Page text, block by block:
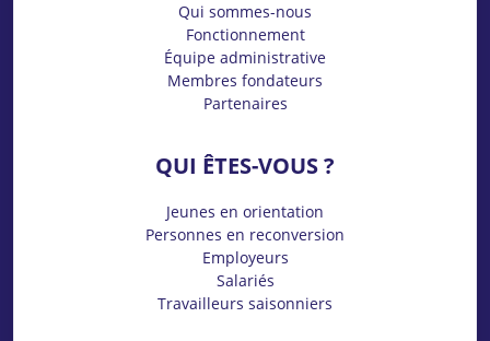
Qui sommes-nous
Fonctionnement
Équipe administrative
Membres fondateurs
Partenaires
QUI ÊTES-VOUS ?
Jeunes en orientation
Personnes en reconversion
Employeurs
Salariés
Travailleurs saisonniers